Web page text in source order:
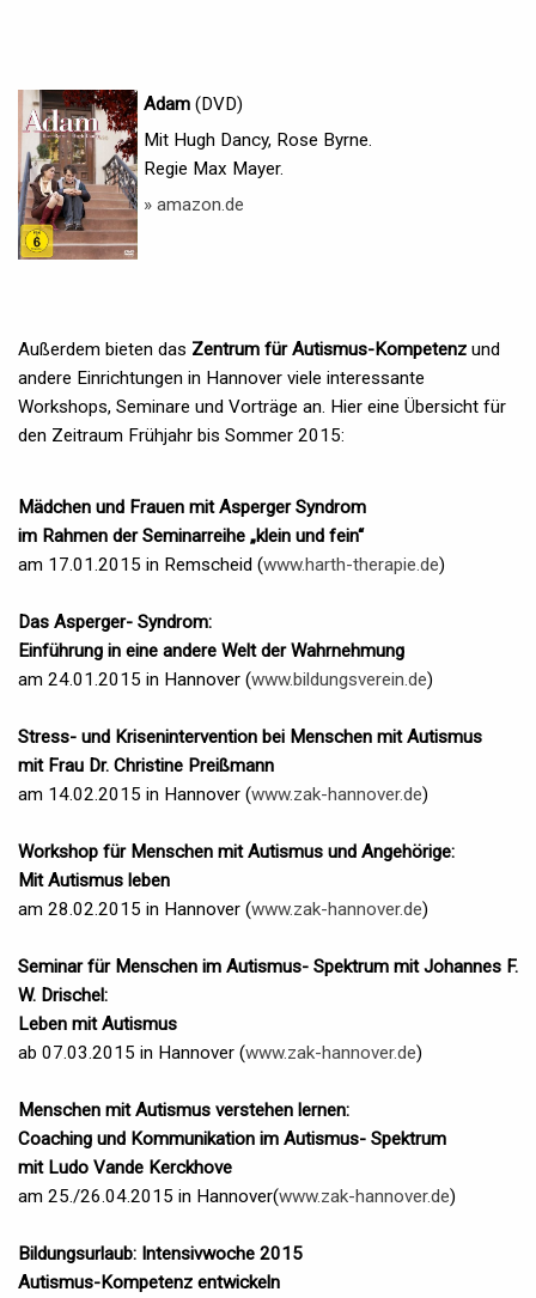
Adam (DVD)
Mit Hugh Dancy, Rose Byrne.
Regie Max Mayer.
» amazon.de
Außerdem bieten das Zentrum für Autismus-Kompetenz und
andere Einrichtungen in Hannover viele interessante
Workshops, Seminare und Vorträge an. Hier eine Übersicht für
den Zeitraum Frühjahr bis Sommer 2015:
Mädchen und Frauen mit Asperger Syndrom
im Rahmen der Seminarreihe „klein und fein“
am 17.01.2015 in Remscheid (www.harth-therapie.de)
Das Asperger- Syndrom:
Einführung in eine andere Welt der Wahrnehmung
am 24.01.2015 in Hannover (www.bildungsverein.de)
Stress- und Krisenintervention bei Menschen mit Autismus
mit Frau Dr. Christine Preißmann
am 14.02.2015 in Hannover (www.zak-hannover.de)
Workshop für Menschen mit Autismus und Angehörige:
Mit Autismus leben
am 28.02.2015 in Hannover (www.zak-hannover.de)
Seminar für Menschen im Autismus- Spektrum mit Johannes F.
W. Drischel:
Leben mit Autismus
ab 07.03.2015 in Hannover (www.zak-hannover.de)
Menschen mit Autismus verstehen lernen:
Coaching und Kommunikation im Autismus- Spektrum
mit Ludo Vande Kerckhove
am 25./26.04.2015 in Hannover(www.zak-hannover.de)
Bildungsurlaub: Intensivwoche 2015
Autismus-Kompetenz entwickeln